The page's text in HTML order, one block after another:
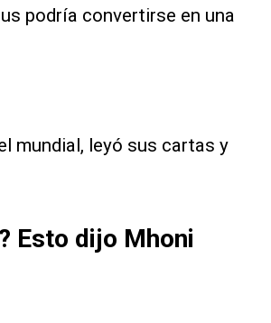
podría convertirse en una
mundial, leyó sus cartas y
Esto dijo Mhoni